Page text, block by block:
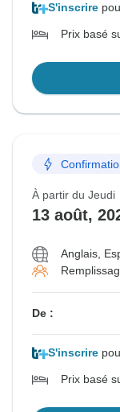
S'inscrire
Prix basé
À partir du Jeudi
13 août,
Anglais,
De :
S'inscrire
Prix basé